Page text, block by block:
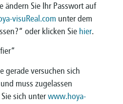
ändern Sie Ihr Passwort auf
visuReal.com unter dem
oder klicken Sie hier.
gerade versuchen sich
muss zugelassen
sich unterwww.hoya-